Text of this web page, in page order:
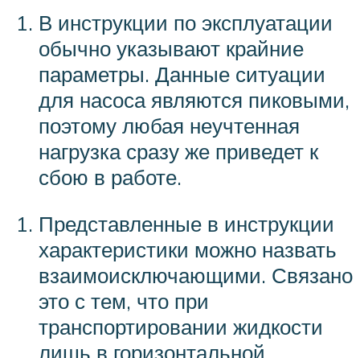
В инструкции по эксплуатации
обычно указывают крайние
параметры. Данные ситуации
для насоса являются пиковыми,
поэтому любая неучтенная
нагрузка сразу же приведет к
сбою в работе.
Представленные в инструкции
характеристики можно назвать
взаимоисключающими. Связано
это с тем, что при
транспортировании жидкости
лишь в горизонтальной